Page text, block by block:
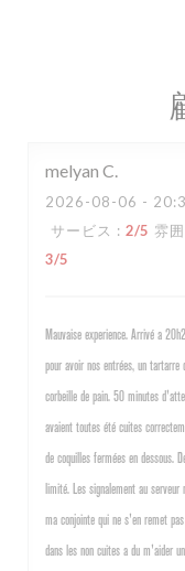
melyan C
2026-08-06 -
サービス : 2/5 雰
3/5
Mauvaise experience. Arrivé a
pour avoir nos entrées, un tartarre
corbeille de pain. 50 minutes
avaient toutes été cuites
de coquilles fermées en dessous.
limité. Les signalement au
ma conjointe qui ne s'en remet
dans les non cuites a du m'aider